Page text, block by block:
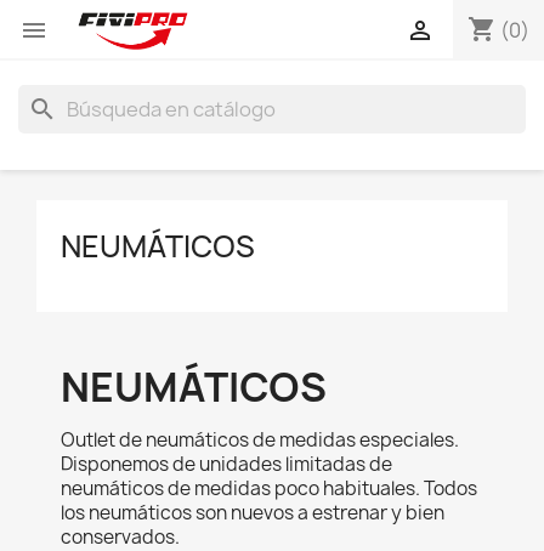
 shopping_cart (0)

search
NEUMÁTICOS
NEUMÁTICOS
Outlet de neumáticos de medidas especiales.
Disponemos de unidades limitadas de
neumáticos de medidas poco habituales. Todos
los neumáticos son nuevos a estrenar y bien
conservados.